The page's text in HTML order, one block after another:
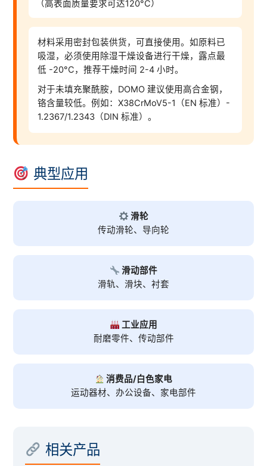
（高表面质量要求可达120°C）
材料采用密封包装供货，可直接使用。如原料已
吸湿，必须使用除湿干燥设备进行干燥，露点最
低 -20°C，推荐干燥时间 2-4 小时。
对于未填充聚酰胺，DOMO 建议使用高合金钢，
铬含量较低。例如：X38CrMoV5-1（EN 标准）-
1.2367/1.2343（DIN 标准）。
典型应用
滑轮
传动滑轮、导向轮
滑动部件
滑轨、滑块、衬套
工业应用
耐磨零件、传动部件
消费品/白色家电
运动器材、办公设备、家电部件
相关产品